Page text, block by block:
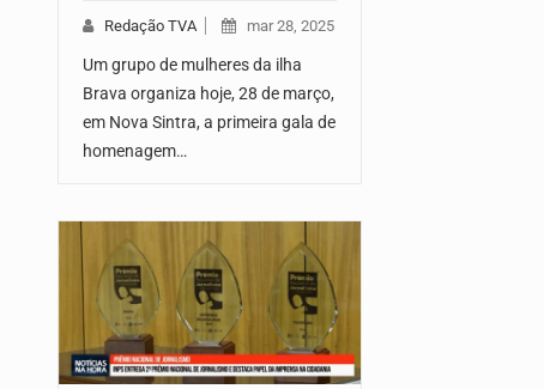
Redação TVA mar 28, 2025
Um grupo de mulheres da ilha
Brava organiza hoje, 28 de março,
em Nova Sintra, a primeira gala de
homenagem…